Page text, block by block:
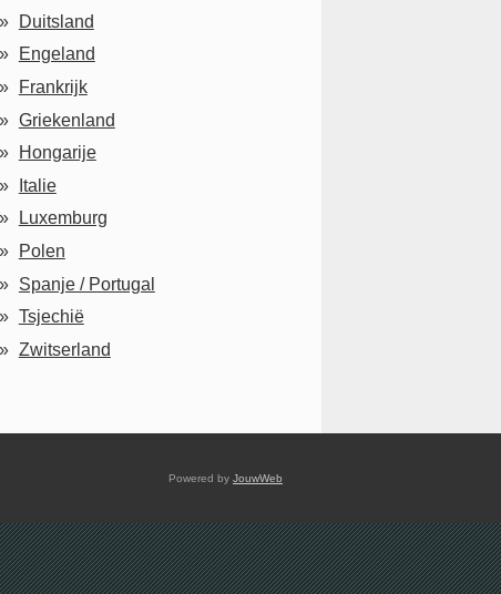
Duitsland
Engeland
Frankrijk
Griekenland
Hongarije
Italie
Luxemburg
Polen
Spanje / Portugal
Tsjechië
Zwitserland
Powered by JouwWeb